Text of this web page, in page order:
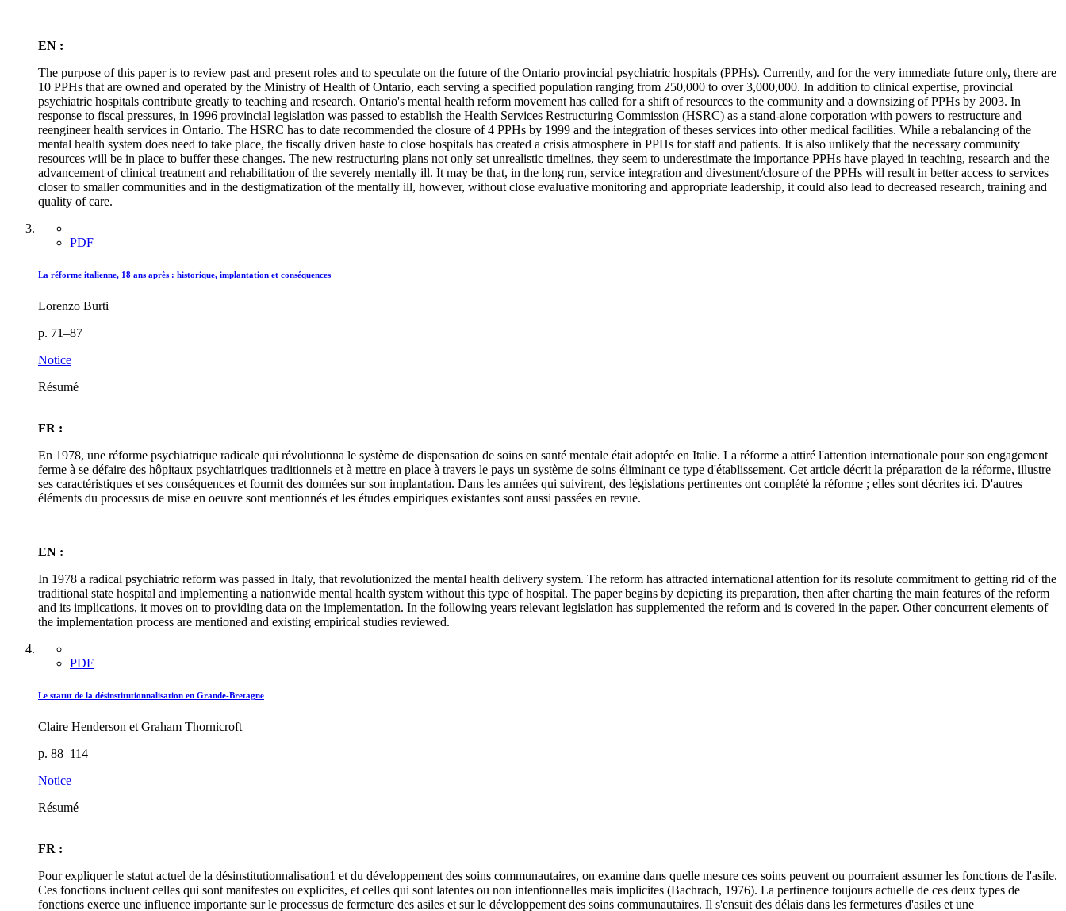
EN :
The purpose of this paper is to review past and present roles and to speculate on the future of the Ontario provincial psychiatric hospitals (PPHs). Currently, and for the very immediate future only, there are
10 PPHs that are owned and operated by the Ministry of Health of Ontario, each serving a specified population ranging from 250,000 to over 3,000,000. In addition to clinical expertise, provincial
psychiatric hospitals contribute greatly to teaching and research. Ontario's mental health reform movement has called for a shift of resources to the community and a downsizing of PPHs by 2003. In
response to fiscal pressures, in 1996 provincial legislation was passed to establish the Health Services Restructuring Commission (HSRC) as a stand-alone corporation with powers to restructure and
reengineer health services in Ontario. The HSRC has to date recommended the closure of 4 PPHs by 1999 and the integration of theses services into other medical facilities. While a rebalancing of the
mental health system does need to take place, the fiscally driven haste to close hospitals has created a crisis atmosphere in PPHs for staff and patients. It is also unlikely that the necessary community
resources will be in place to buffer these changes. The new restructuring plans not only set unrealistic timelines, they seem to underestimate the importance PPHs have played in teaching, research and the
advancement of clinical treatment and rehabilitation of the severely mentally ill. It may be that, in the long run, service integration and divestment/closure of the PPHs will result in better access to services
closer to smaller communities and in the destigmatization of the mentally ill, however, without close evaluative monitoring and appropriate leadership, it could also lead to decreased research, training and
quality of care.
PDF
La réforme italienne, 18 ans après : historique, implantation et conséquences
Lorenzo Burti
p. 71–87
Notice
Résumé
FR :
En 1978, une réforme psychiatrique radicale qui révolutionna le système de dispensation de soins en santé mentale était adoptée en Italie. La réforme a attiré l'attention internationale pour son engagement
ferme à se défaire des hôpitaux psychiatriques traditionnels et à mettre en place à travers le pays un système de soins éliminant ce type d'établissement. Cet article décrit la préparation de la réforme, illustre
ses caractéristiques et ses conséquences et fournit des données sur son implantation. Dans les années qui suivirent, des législations pertinentes ont complété la réforme ; elles sont décrites ici. D'autres
éléments du processus de mise en oeuvre sont mentionnés et les études empiriques existantes sont aussi passées en revue.
EN :
In 1978 a radical psychiatric reform was passed in Italy, that revolutionized the mental health delivery system. The reform has attracted international attention for its resolute commitment to getting rid of the
traditional state hospital and implementing a nationwide mental health system without this type of hospital. The paper begins by depicting its preparation, then after charting the main features of the reform
and its implications, it moves on to providing data on the implementation. In the following years relevant legislation has supplemented the reform and is covered in the paper. Other concurrent elements of
the implementation process are mentioned and existing empirical studies reviewed.
PDF
Le statut de la désinstitutionnalisation en Grande-Bretagne
Claire Henderson et Graham Thornicroft
p. 88–114
Notice
Résumé
FR :
Pour expliquer le statut actuel de la désinstitutionnalisation1 et du développement des soins communautaires, on examine dans quelle mesure ces soins peuvent ou pourraient assumer les fonctions de l'asile.
Ces fonctions incluent celles qui sont manifestes ou explicites, et celles qui sont latentes ou non intentionnelles mais implicites (Bachrach, 1976). La pertinence toujours actuelle de ces deux types de
fonctions exerce une influence importante sur le processus de fermeture des asiles et sur le développement des soins communautaires. Il s'ensuit des délais dans les fermetures d'asiles et une